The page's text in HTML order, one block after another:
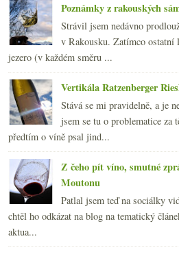
Poznámky z rakouských
Strávil jsem nedávno
v Rakousku. Zatímco
jezero (v každém směru ...
Vertikála Ratzenberger
Stává se mi pravidelně, a je
jsem se tu o problematice za
předtím o víně psal jind...
Z čeho pít víno, smutné
Moutonu
Patlal jsem teď na sociálky
chtěl ho odkázat na blog na tematický
aktua...